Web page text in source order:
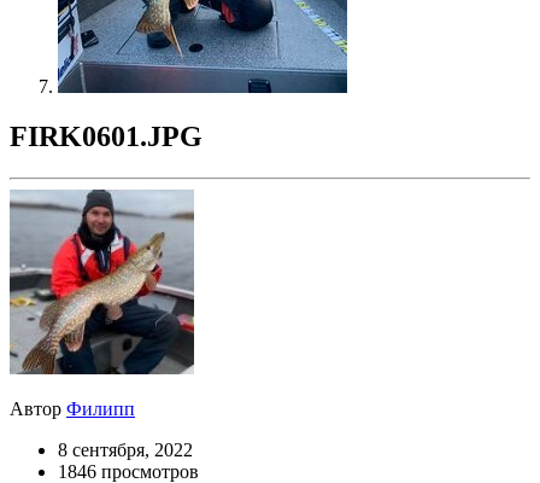
FIRK0601.JPG
Автор Филипп
8 сентября, 2022
1846 просмотров